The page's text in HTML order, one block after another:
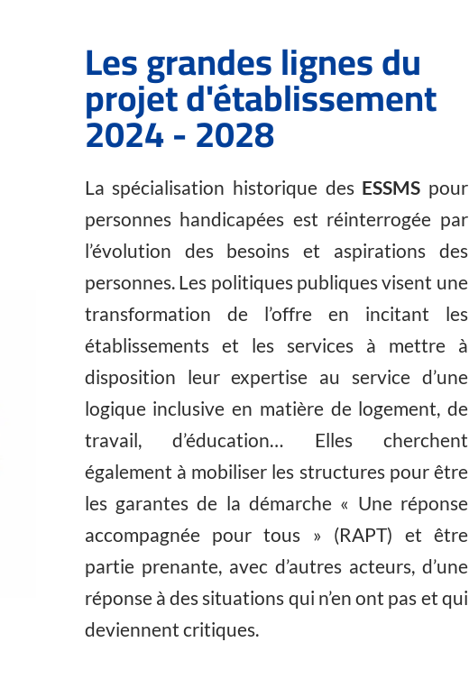
Les grandes lignes du
projet d'établissement
2024 - 2028
La spécialisation historique des ESSMS pour
personnes handicapées est réinterrogée par
l’évolution des besoins et aspirations des
personnes. Les politiques publiques visent une
transformation de l’offre en incitant les
établissements et les services à mettre à
disposition leur expertise au service d’une
logique inclusive en matière de logement, de
travail, d’éducation… Elles cherchent
également à mobiliser les structures pour être
les garantes de la démarche « Une réponse
accompagnée pour tous » (RAPT) et être
partie prenante, avec d’autres acteurs, d’une
réponse à des situations qui n’en ont pas et qui
deviennent critiques.